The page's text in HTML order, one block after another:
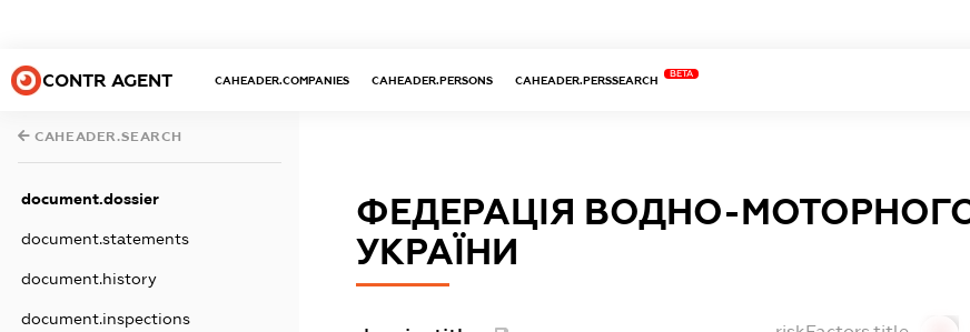
CONTR AGENT CAHEADER.COMPANIES CAHEADER.PERSONS CAHEADER.PERSSEARCH
BETA
CAHEADER.SEARCH
document.dossier
document.statements
document.history
document.inspections
ФЕДЕРАЦІЯ ВОДНО-
УКРАЇНИ